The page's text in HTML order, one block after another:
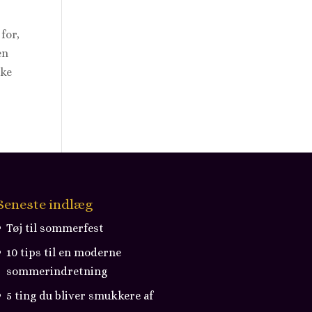
indlæg
Tøj til sommerfest
10 tips til en moderne
sommerindretning
5 ting du bliver smukkere af